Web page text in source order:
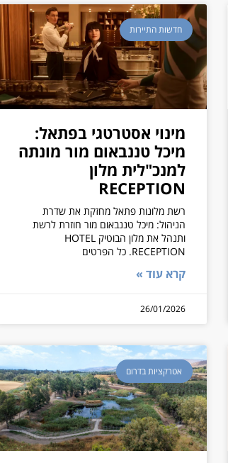
חדשות התיירות
מינוי אסטרטגי בפתאל:
מיכל טננבאום מור מונתה
למנכ"לית מלון
RECEPTION
רשת מלונות פתאל מחזקת את שדרת
הניהול: מיכל טננבאום מור חוזרת לרשת
ותנהל את מלון הבוטיק HOTEL
RECEPTION. כל הפרטים
קרא עוד »
26/01/2026
אטרקציות בדרום